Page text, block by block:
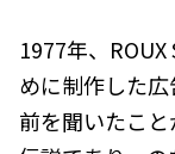
1977年、ROUX
めに制作した
前を聞いたこ